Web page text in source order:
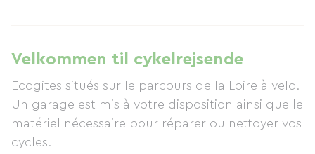
Velkommen til cykelrejsende
Ecogites situés sur le parcours de la Loire à velo.
Un garage est mis à votre disposition ainsi que le
matériel nécessaire pour réparer ou nettoyer vos
cycles.